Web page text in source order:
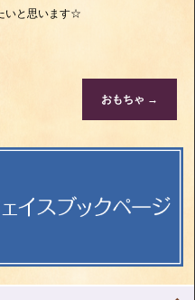
いと思います☆
おもちゃ →